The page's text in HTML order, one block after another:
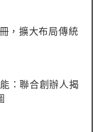
，擴大布局傳統
：聯合創辦人揭